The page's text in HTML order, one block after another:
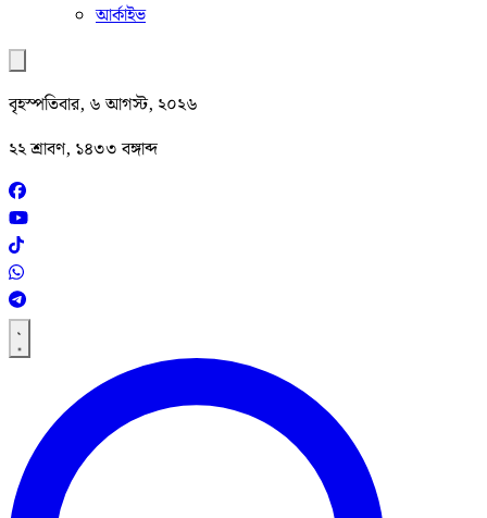
আর্কাইভ
বৃহস্পতিবার, ৬ আগস্ট, ২০২৬
২২ শ্রাবণ, ১৪৩৩ বঙ্গাব্দ